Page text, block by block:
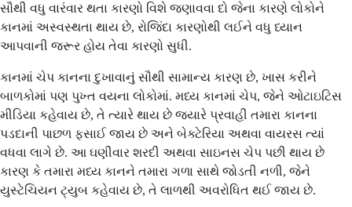
સૌથી વધુ વારંવાર થતા કારણો વિશે જણાવવા દો જેના કારણે લોકોને
કાનમાં અસ્વસ્થતા થાય છે, રોજિંદા કારણોથી લઈને વધુ ધ્યાન
આપવાની જરૂર હોય તેવા કારણો સુધી.
કાનમાં ચેપ કાનના દુખાવાનું સૌથી સામાન્ય કારણ છે, ખાસ કરીને
બાળકોમાં પણ પુખ્ત વયના લોકોમાં. મધ્ય કાનમાં ચેપ, જેને ઓટાઇટિસ
મીડિયા કહેવાય છે, તે ત્યારે થાય છે જ્યારે પ્રવાહી તમારા કાનના
પડદાની પાછળ ફસાઈ જાય છે અને બેક્ટેરિયા અથવા વાયરસ ત્યાં
વધવા લાગે છે. આ ઘણીવાર શરદી અથવા સાઇનસ ચેપ પછી થાય છે
કારણ કે તમારા મધ્ય કાનને તમારા ગળા સાથે જોડતી નળી, જેને
યુસ્ટેચિયન ટ્યુબ કહેવાય છે, તે લાળથી અવરોધિત થઈ જાય છે.